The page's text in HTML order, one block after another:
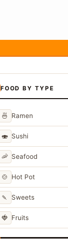
FOOD BY TYPE
🍜 Ramen
🍣 Sushi
🦐 Seafood
🍲 Hot Pot
🍡 Sweets
🍓 Fruits